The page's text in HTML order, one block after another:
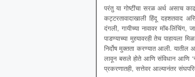
परंतु या गोष्टींचा सरळ अर्थ असाच
कट्टरतावादाखाली हिंदू दहशतवाद
दंगली, गायीच्या नावावर मॉब-
पाडण्याच्या मुद्द्यावरही तेच पाहायला
निर्दोष मुक्तता करण्यात आली.
लावून बसले होते आणि संविधान आणि
प्रकरणातही, सत्तेवर आल्यानंतर